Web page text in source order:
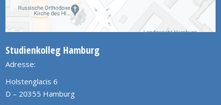
Studienkolleg Hamburg
Adresse:
Holstenglacis 6
D – 20355 Hamburg